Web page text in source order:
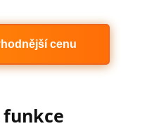
cenu